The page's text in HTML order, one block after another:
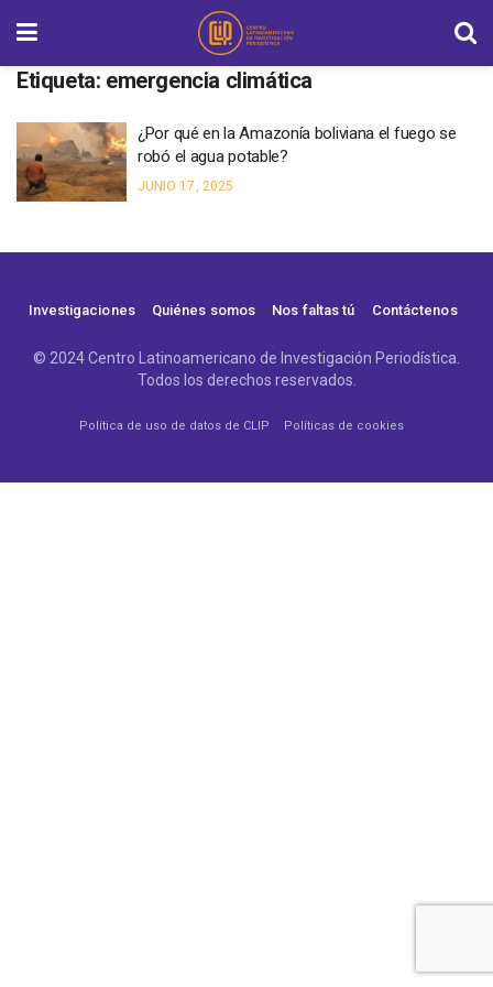
Etiqueta: emergencia climática
¿Por qué en la Amazonía boliviana el fuego se
robó el agua potable?
JUNIO 17, 2025
Investigaciones Quiénes somos Nos faltas tú Contáctenos
© 2024 Centro Latinoamericano de Investigación Periodística.
Todos los derechos reservados.
Política de uso de datos de CLIP Políticas de cookies